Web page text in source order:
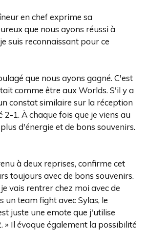
en chef exprime sa
que nous ayons réussi à
suis reconnaissant pour ce
que nous ayons gagné. C'est
comme être aux Worlds. S'il y a
constat similaire sur la réception
2-1. À chaque fois que je viens au
d'énergie et de bons souvenirs.
à deux reprises, confirme cet
toujours avec de bons souvenirs.
vais rentrer chez moi avec de
team fight avec Sylas, le
juste une emote que j'utilise
» Il évoque également la possibilité